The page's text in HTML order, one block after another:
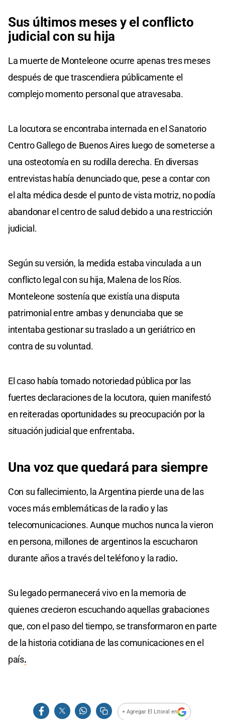
Sus últimos meses y el conflicto
judicial con su hija
La muerte de Monteleone ocurre apenas tres meses
después de que trascendiera públicamente el
complejo momento personal que atravesaba.
La locutora se encontraba internada en el Sanatorio
Centro Gallego de Buenos Aires luego de someterse a
una osteotomía en su rodilla derecha. En diversas
entrevistas había denunciado que, pese a contar con
el alta médica desde el punto de vista motriz, no podía
abandonar el centro de salud debido a una restricción
judicial.
Según su versión, la medida estaba vinculada a un
conflicto legal con su hija, Malena de los Ríos.
Monteleone sostenía que existía una disputa
patrimonial entre ambas y denunciaba que se
intentaba gestionar su traslado a un geriátrico en
contra de su voluntad.
El caso había tomado notoriedad pública por las
fuertes declaraciones de la locutora, quien manifestó
en reiteradas oportunidades su preocupación por la
situación judicial que enfrentaba.
Una voz que quedará para siempre
Con su fallecimiento, la Argentina pierde una de las
voces más emblemáticas de la radio y las
telecomunicaciones. Aunque muchos nunca la vieron
en persona, millones de argentinos la escucharon
durante años a través del teléfono y la radio.
Su legado permanecerá vivo en la memoria de
quienes crecieron escuchando aquellas grabaciones
que, con el paso del tiempo, se transformaron en parte
de la historia cotidiana de las comunicaciones en el
país.
+ Agregar El Litoral en